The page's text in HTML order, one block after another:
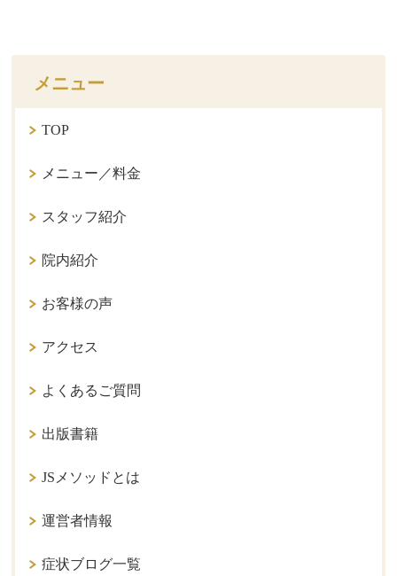
メニュー
TOP
メニュー／料金
スタッフ紹介
院内紹介
お客様の声
アクセス
よくあるご質問
出版書籍
JSメソッドとは
運営者情報
症状ブログ一覧